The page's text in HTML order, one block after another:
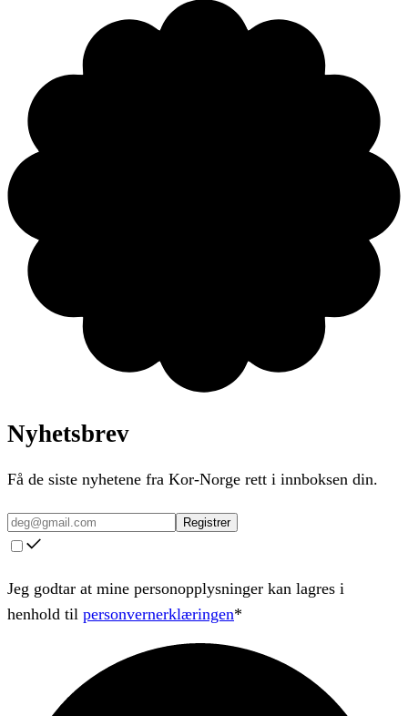
Nyhetsbrev
Få de siste nyhetene fra Kor-Norge rett i innboksen din.
Registrer
Jeg godtar at mine personopplysninger kan lagres i
henhold til personvernerklæringen*